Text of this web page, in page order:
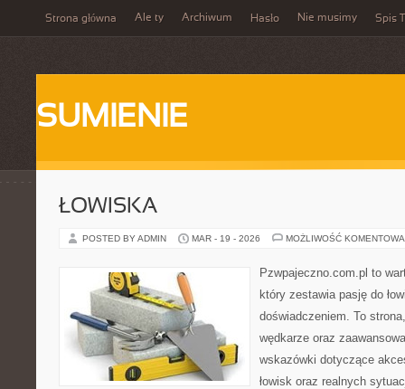
Strona główna Ale ty Archiwum Hasło Nie musimy Spis
SUMIENIE
ŁOWISKA
POSTED BY ADMIN MAR - 19 - 2026 MOŻLIWOŚĆ
Pzwpajeczno.com.pl to
który zestawia pasję do
doświadczeniem. To
wędkarze oraz
wskazówki dotyczące
łowisk oraz realnych